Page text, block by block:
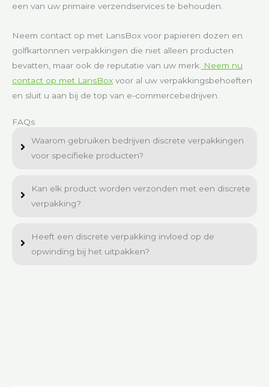
een van uw primaire verzendservices te behouden.
Neem contact op met LansBox voor papieren dozen en
golfkartonnen verpakkingen die niet alleen producten
bevatten, maar ook de reputatie van uw merk.
Neem nu
contact op met LansBox voor al uw verpakkingsbehoeften
en sluit u aan bij de top van e-commercebedrijven.
FAQs
Waarom gebruiken bedrijven discrete verpakkingen
voor specifieke producten?
Kan elk product worden verzonden met een discrete
verpakking?
Heeft een discrete verpakking invloed op de
opwinding bij het uitpakken?